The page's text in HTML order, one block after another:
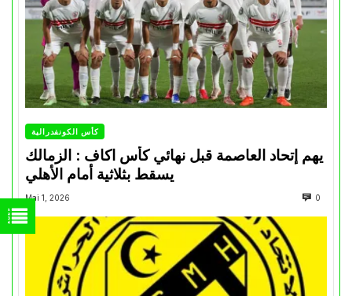
كأس الكونفدرالية
يهم إتحاد العاصمة قبل نهائي كأس اكاف : الزمالك
Mai 1, 2026 0